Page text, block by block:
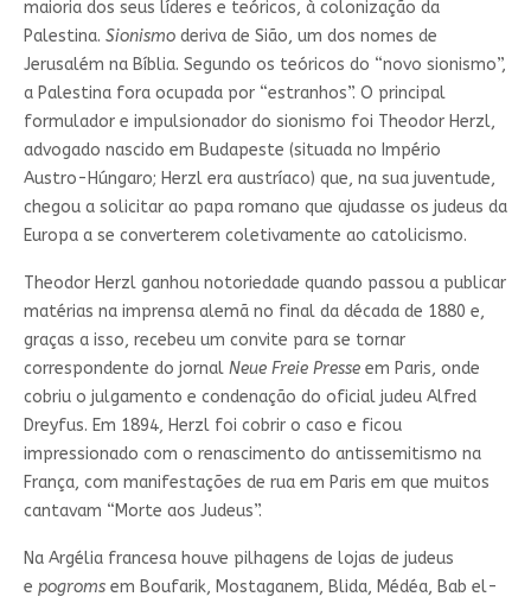
maioria dos seus líderes e teóricos, à colonização da
Palestina. Sionismo deriva de Sião, um dos nomes de
Jerusalém na Bíblia. Segundo os teóricos do “novo sionismo”,
a Palestina fora ocupada por “estranhos”. O principal
formulador e impulsionador do sionismo foi Theodor Herzl,
advogado nascido em Budapeste (situada no Império
Austro-Húngaro; Herzl era austríaco) que, na sua juventude,
chegou a solicitar ao papa romano que ajudasse os judeus da
Europa a se converterem coletivamente ao catolicismo.
Theodor Herzl ganhou notoriedade quando passou a publicar
matérias na imprensa alemã no final da década de 1880 e,
graças a isso, recebeu um convite para se tornar
correspondente do jornal Neue Freie Presseem Paris, onde
cobriu o julgamento e condenação do oficial judeu Alfred
Dreyfus. Em 1894, Herzl foi cobrir o caso e ficou
impressionado com o renascimento do antissemitismo na
França, com manifestações de rua em Paris em que muitos
cantavam “Morte aos Judeus”.
Na Argélia francesa houve pilhagens de lojas de judeus
e pogromsem Boufarik, Mostaganem, Blida, Médéa, Bab el-